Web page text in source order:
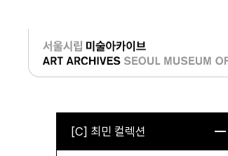
로그인
[C] 최민 컬렉션